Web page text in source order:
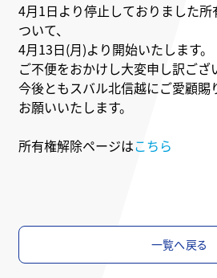
4月1日より停止しておりました
ついて、
4月13日(月)より開始いたします。
ご不便をおかけし大変申し訳ござ
今後ともスバル北信越にご愛顧賜
お願いいたします。
所有権解除ページはこちら
一覧へ戻る